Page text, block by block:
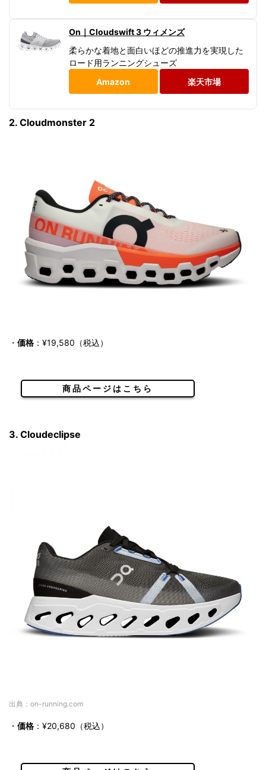
On｜Cloudswift 3 ウィメンズ
柔らかな着地と面白いほどの推進力を実現した
ロード用ランニングシューズ
Amazon
楽天市場
2. Cloudmonster 2
・ 価格 ：¥19,580（税込）
商品ページはこちら
3. Cloudeclipse
出典：on-running.com
・ 価格 ：¥20,680（税込）